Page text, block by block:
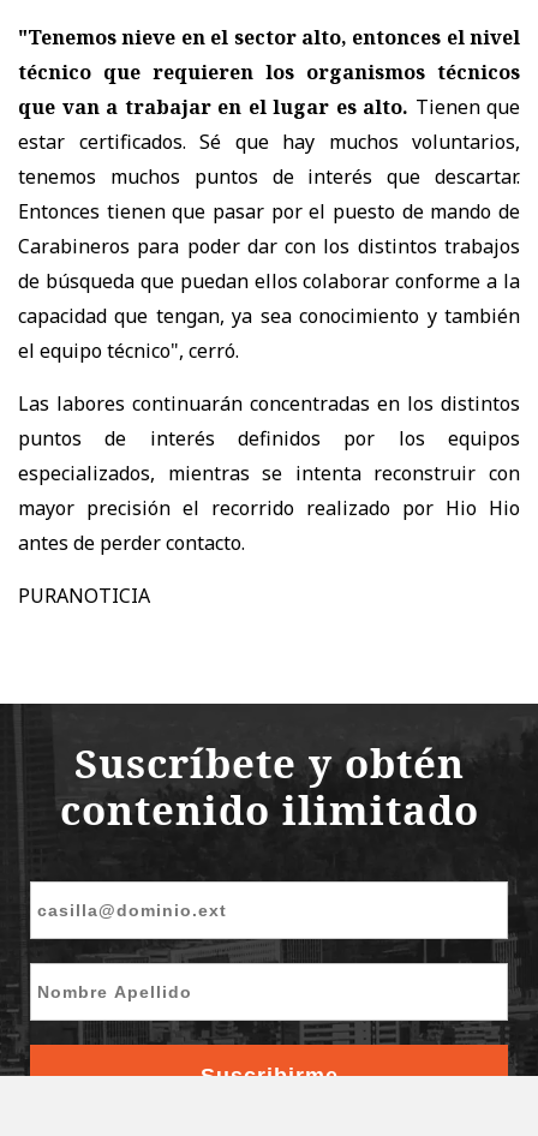
"Tenemos nieve en el sector alto, entonces el nivel
técnico que requieren los organismos técnicos
que van a trabajar en el lugar es alto. Tienen que
estar certificados. Sé que hay muchos voluntarios,
tenemos muchos puntos de interés que descartar.
Entonces tienen que pasar por el puesto de mando de
Carabineros para poder dar con los distintos trabajos
de búsqueda que puedan ellos colaborar conforme a la
capacidad que tengan, ya sea conocimiento y también
el equipo técnico", cerró.
Las labores continuarán concentradas en los distintos
puntos de interés definidos por los equipos
especializados, mientras se intenta reconstruir con
mayor precisión el recorrido realizado por Hio Hio
antes de perder contacto.
PURANOTICIA